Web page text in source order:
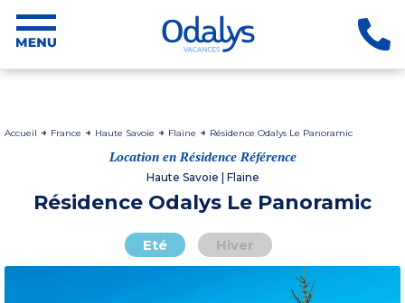
Accueil France Haute Savoie Flaine Résidence Odalys Le Panoramic
Location en Résidence Référence
Haute Savoie | Flaine
Résidence Odalys Le Panoramic
Eté Hiver